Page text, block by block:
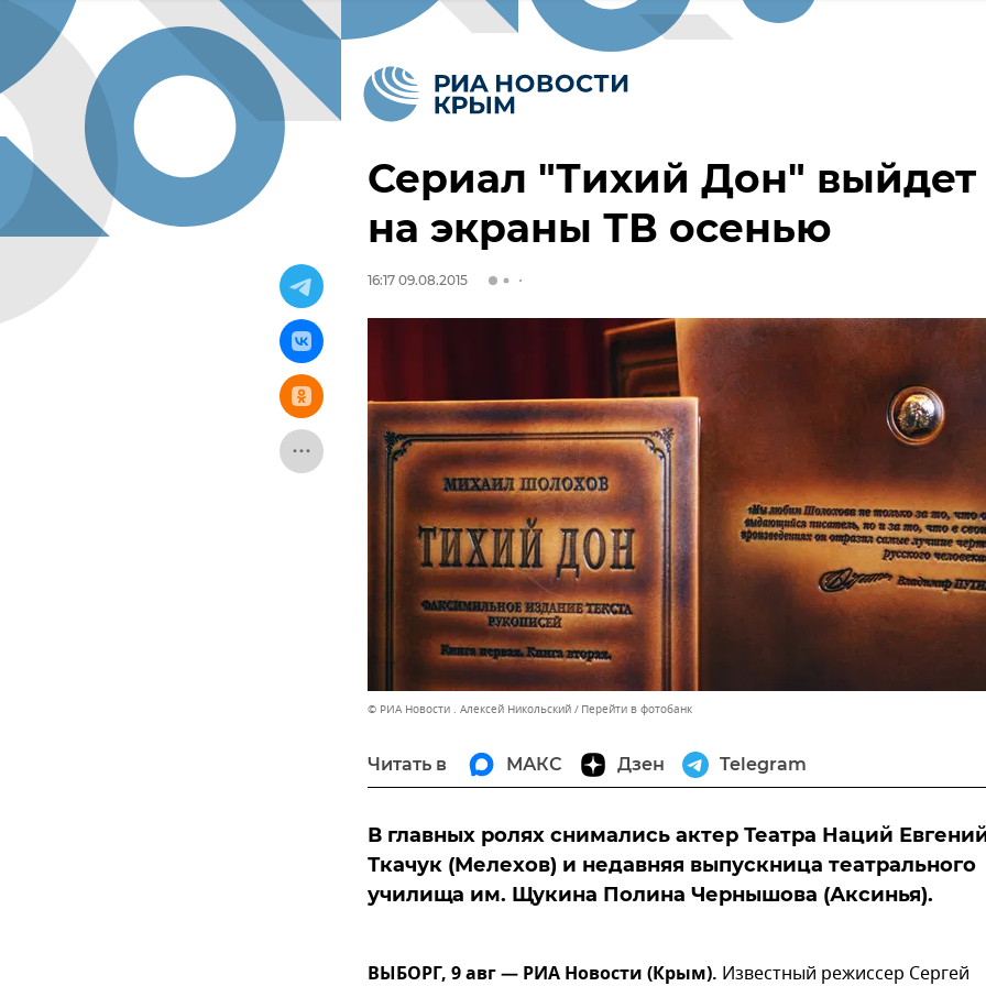
Сериал "Тихий Дон" выйдет
на экраны ТВ осенью
16:17 09.08.2015
© РИА Новости . Алексей Никольский Перейти в фотобанк
Читать в МАКС Дзен Telegram
В главных ролях снимались актер Театра Наций
Ткачук (Мелехов) и недавняя выпускница театрального
училища им. Щукина Полина Чернышова (Аксинья).
ВЫБОРГ, 9 авг — РИА Новости (Крым). Известный режиссер Сергей